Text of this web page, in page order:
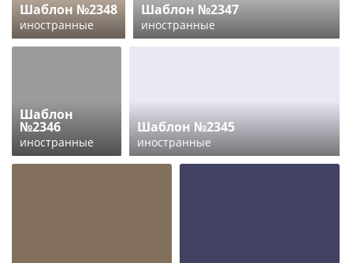
Шаблон №2348
иностранные
Шаблон №2347
иностранные
Шаблон
№2346
иностранные
Шаблон №2345
иностранные